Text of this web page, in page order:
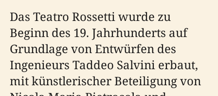
Das Teatro Rossetti wurde zu
Beginn des 19. Jahrhunderts auf
Grundlage von Entwürfen des
Ingenieurs Taddeo Salvini erbaut,
mit künstlerischer Beteiligung von